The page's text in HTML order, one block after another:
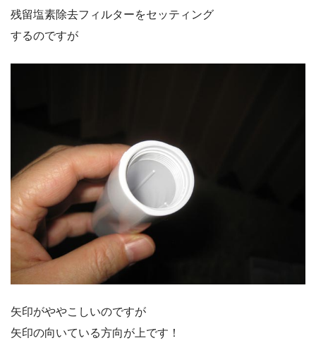
残留塩素除去フィルターをセッティング
するのですが
矢印がややこしいのですが
矢印の向いている方向が上です！